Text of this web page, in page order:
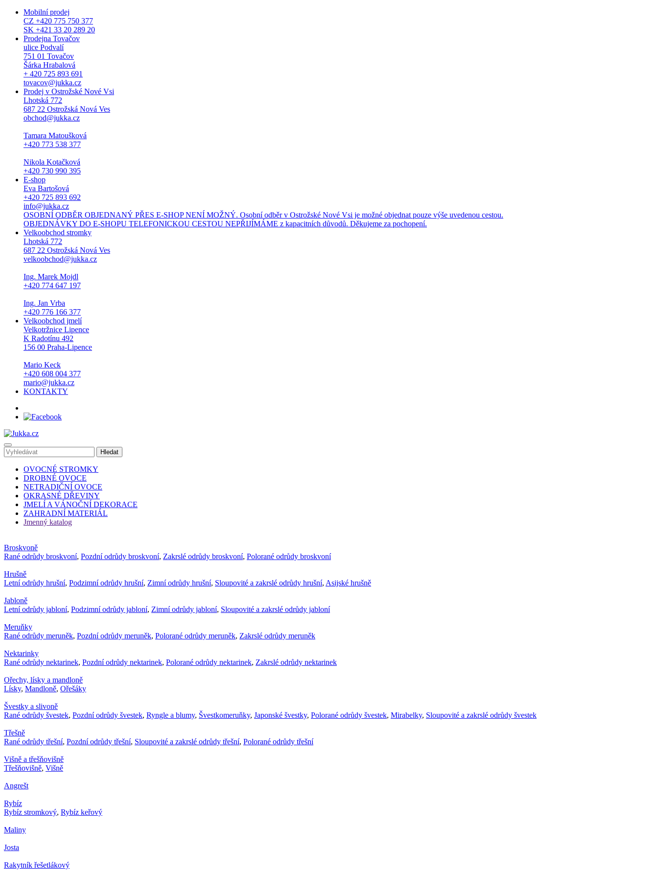
Mobilní prodej
CZ +420 775 750 377
SK +421 33 20 289 20
Prodejna Tovačov
ulice Podvalí
751 01 Tovačov
Šárka Hrabalová
+ 420 725 893 691
tovacov@jukka.cz
Prodej v Ostrožské Nové Vsi
Lhotská 772
687 22 Ostrožská Nová Ves
obchod@jukka.cz
Tamara Matoušková
+420 773 538 377
Nikola Kotačková
+420 730 990 395
E-shop
Eva Bartošová
+420 725 893 692
info@jukka.cz
OSOBNÍ ODBĚR OBJEDNANÝ PŘES E-SHOP NENÍ MOŽNÝ. Osobní odběr v Ostrožské Nové Vsi je možné objednat pouze výše uvedenou cestou.
OBJEDNÁVKY DO E-SHOPU TELEFONICKOU CESTOU NEPŘIJÍMÁME z kapacitních důvodů. Děkujeme za pochopení.
Velkoobchod stromky
Lhotská 772
687 22 Ostrožská Nová Ves
velkoobchod@jukka.cz
Ing. Marek Mojdl
+420 774 647 197
Ing. Jan Vrba
+420 776 166 377
Velkoobchod jmelí
Velkotržnice Lipence
K Radotínu 492
156 00 Praha-Lipence
Mario Keck
+420 608 004 377
mario@jukka.cz
KONTAKTY
OVOCNÉ STROMKY
DROBNÉ OVOCE
NETRADIČNÍ OVOCE
OKRASNÉ DŘEVINY
JMELÍ A VÁNOČNÍ DEKORACE
ZAHRADNÍ MATERIÁL
Jmenný katalog
Broskvoně
Rané odrůdy broskvoní, Pozdní odrůdy broskvoní, Zakrslé odrůdy broskvoní, Polorané odrůdy broskvoní
Hrušně
Letní odrůdy hrušní, Podzimní odrůdy hrušní, Zimní odrůdy hrušní, Sloupovité a zakrslé odrůdy hrušní, Asijské hrušně
Jabloně
Letní odrůdy jabloní, Podzimní odrůdy jabloní, Zimní odrůdy jabloní, Sloupovité a zakrslé odrůdy jabloní
Meruňky
Rané odrůdy meruněk, Pozdní odrůdy meruněk, Polorané odrůdy meruněk, Zakrslé odrůdy meruněk
Nektarinky
Rané odrůdy nektarinek, Pozdní odrůdy nektarinek, Polorané odrůdy nektarinek, Zakrslé odrůdy nektarinek
Ořechy, lísky a mandloně
Lísky, Mandloně, Ořešáky
Švestky a slivoně
Rané odrůdy švestek, Pozdní odrůdy švestek, Ryngle a blumy, Švestkomeruňky, Japonské švestky, Polorané odrůdy švestek, Mirabelky, Sloupovité a zakrslé odrůdy švestek
Třešně
Rané odrůdy třešní, Pozdní odrůdy třešní, Sloupovité a zakrslé odrůdy třešní, Polorané odrůdy třešní
Višně a třešňovišně
Třešňovišně, Višně
Angrešt
Rybíz
Rybíz stromkový, Rybíz keřový
Maliny
Josta
Rakytník řešetlákový